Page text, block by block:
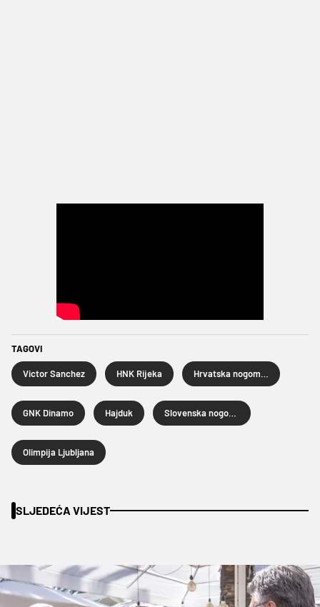
TAGOVI
Victor Sanchez HNK Rijeka
GNK Dinamo Hajduk
Olimpija Ljubljana
SLJEDEĆA VIJEST